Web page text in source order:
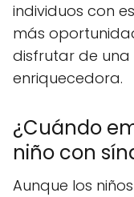
individuos con
más
disfrutar de
enriquecedora.
¿Cuándo
niño con
Aunque los